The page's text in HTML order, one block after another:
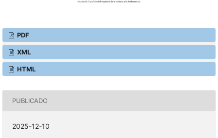
PDF
XML
HTML
PUBLICADO
2025-12-10